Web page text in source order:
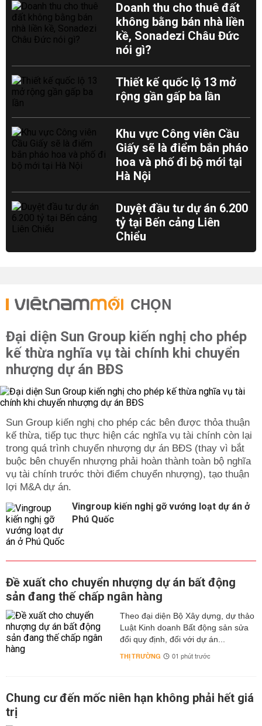
Doanh thu cho thuê đất
không bằng bán nhà liền
kề, Sonadezi Châu Đức
nói gì?
Thiết kế quốc lộ 13 mở
rộng gần gấp ba lần
Khu vực Công viên Cầu
Giấy sẽ là điểm bắn pháo
hoa và phố đi bộ mới tại
Hà Nội
Duyệt đầu tư dự án 6.200
tỷ tại Bến cảng Liên
Chiểu
CHỌN
Đại diện Sun Group kiến nghị cho phép
kế thừa nghĩa vụ tài chính khi chuyển
nhượng dự án BĐS
Sun Group kiến nghị cho phép các bên được thỏa thuận
kế thừa, tiếp tục thực hiện các nghĩa vụ tài chính còn lại
trong quá trình chuyển nhượng dự án BĐS (thay vì bắt
buộc bên chuyển nhượng phải hoàn thành toàn bộ nghĩa
vụ tài chính trước thời điểm chuyển nhượng), tạo thuận
lợi M&A dự án.
Vingroup kiến nghị gỡ vướng loạt dự án ở
Phú Quốc
Đề xuất cho chuyển nhượng dự án bất động
sản đang thế chấp ngân hàng
Theo đại diện Bộ Xây dựng, dự thảo
Luật Kinh doanh Bất động sản sửa
đổi quy định, đối với dự án...
THỊ TRƯỜNG 01 phút trước
Chung cư đến mốc niên hạn không phải hết giá
trị